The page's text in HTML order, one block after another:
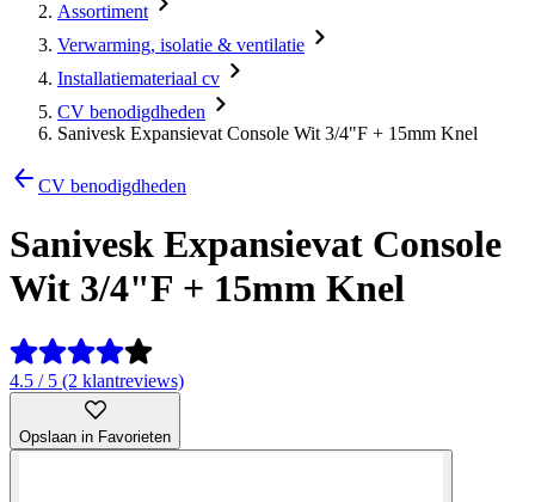
Assortiment
Verwarming, isolatie & ventilatie
Installatiemateriaal cv
CV benodigdheden
Sanivesk Expansievat Console Wit 3/4"F + 15mm Knel
CV benodigdheden
Sanivesk Expansievat Console
Wit 3/4"F + 15mm Knel
4.5 / 5 (2 klantreviews)
Opslaan in Favorieten